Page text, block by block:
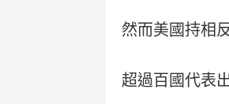
然而美國持相
超過百國代表